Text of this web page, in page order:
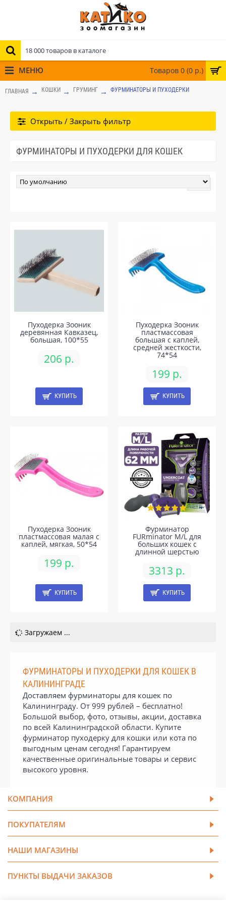
Товаров 0 (0 р.)
МЕНЮ
ГЛАВНАЯ КОШКИ ГРУМИНГ ФУРМИНАТОРЫ И ПУХОДЕРКИ
Открыть / Закрыть фильтр
ФУРМИНАТОРЫ И ПУХОДЕРКИ ДЛЯ КОШЕК
Пуходерка Зооник
деревянная Кавказец,
большая, 100*55
206 р.
КУПИТЬ
Пуходерка Зооник
пластмассовая
большая с каплей,
средней жесткости,
74*54
199 р.
КУПИТЬ
Пуходерка Зооник
пластмассовая малая с
каплей, мягкая, 50*54
199 р.
КУПИТЬ
Фурминатор
FURminator M/L для
больших кошек c
длинной шерстью
3313 р.
КУПИТЬ
Загружаем ...
ФУРМИНАТОРЫ И ПУХОДЕРКИ ДЛЯ КОШЕК В
КАЛИНИНГРАДЕ
Доставляем фурминаторы для кошек по
Калининграду. От 999 рублей – бесплатно!
Большой выбор, фото, отзывы, акции, доставка
по всей Калининградской области. Купите
фурминатор пуходерку для кошки или кота по
выгодным ценам сегодня! Гарантируем
качественные оригинальные товары и сервис
высокого уровня.
КОМПАНИЯ
ПОКУПАТЕЛЯМ
НАШИ МАГАЗИНЫ
ПУНКТЫ ВЫДАЧИ ЗАКАЗОВ